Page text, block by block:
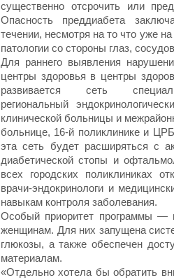
существенно отсрочить или
Опасность преддиабета
течении, несмотря на то что уже
патологии со стороны глаз,
Для раннего выявления
центры здоровья в центры
развивается сеть
региональный
клинической больницы и
больнице, 16-й поликлинике и
эта сеть будет расширяться с
диабетической стопы и
всех городских поликлиниках
врачи-эндокринологи и
навыкам контроля заболевания.
Особый приоритет программы
женщинам. Для них запущена
глюкозы, а также обеспечен
материалам.
«Отдельно хотела бы обратить